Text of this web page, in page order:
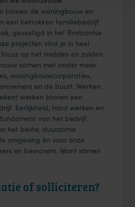
binnen de woningbouw en
een betrokken familiebedrijf
gevestigd in het Brabantse
projecten vind je in heel
op het midden en zuiden.
samen met onder meer
woningbouwcorporaties,
en de buurt. Werken
werken binnen een
Eerlijkheid, hard werken en
van het bedrijf.
het beste, duurzame
omgeving én voor onze
en bewoners. Want sámen
of solliciteren?